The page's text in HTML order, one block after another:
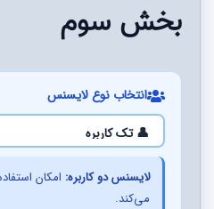
بخش سوم
انتخاب نوع لایسنس
لایسنس دو کاربره:امکان استفاده
می‌کند.